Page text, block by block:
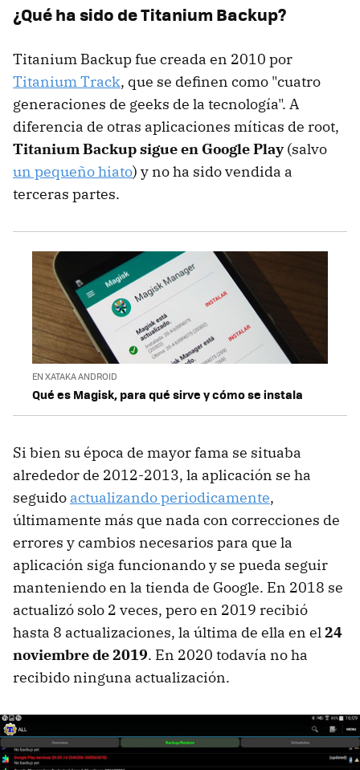
¿Qué ha sido de Titanium Backup?
Titanium Backup fue creada en 2010 por
Titanium Track, que se definen como "cuatro
generaciones de geeks de la tecnología". A
diferencia de otras aplicaciones míticas de root,
Titanium Backup sigue en Google Play(salvo
un pequeño hiato) y no ha sido vendida a
terceras partes.
EN XATAKA ANDROID
Qué es Magisk, para qué sirve y cómo se instala
Si bien su época de mayor fama se situaba
alrededor de 2012-2013, la aplicación se ha
seguido actualizando periodicamente,
últimamente más que nada con correcciones de
errores y cambios necesarios para que la
aplicación siga funcionando y se pueda seguir
manteniendo en la tienda de Google. En 2018 se
actualizó solo 2 veces, pero en 2019 recibió
hasta 8 actualizaciones, la última de ella en el24
noviembre de 2019. En 2020 todavía no ha
recibido ninguna actualización.